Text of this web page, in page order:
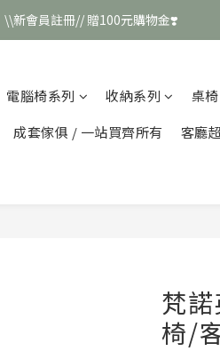
\\新會員註冊// 贈100元購物金❣️
\\新會員註冊// 贈100元購物金❣️
\\新會員註冊// 贈100元購物金❣️
電腦椅系列 收納系列 桌
成套傢俱 / 一站買齊所有
客廳
梵
椅/